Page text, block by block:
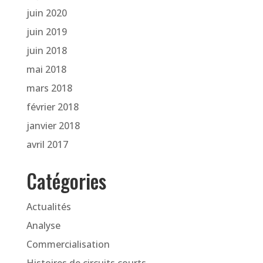
juin 2020
juin 2019
juin 2018
mai 2018
mars 2018
février 2018
janvier 2018
avril 2017
Catégories
Actualités
Analyse
Commercialisation